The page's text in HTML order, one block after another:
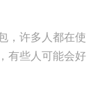
，许多人都在使
有些人可能会好